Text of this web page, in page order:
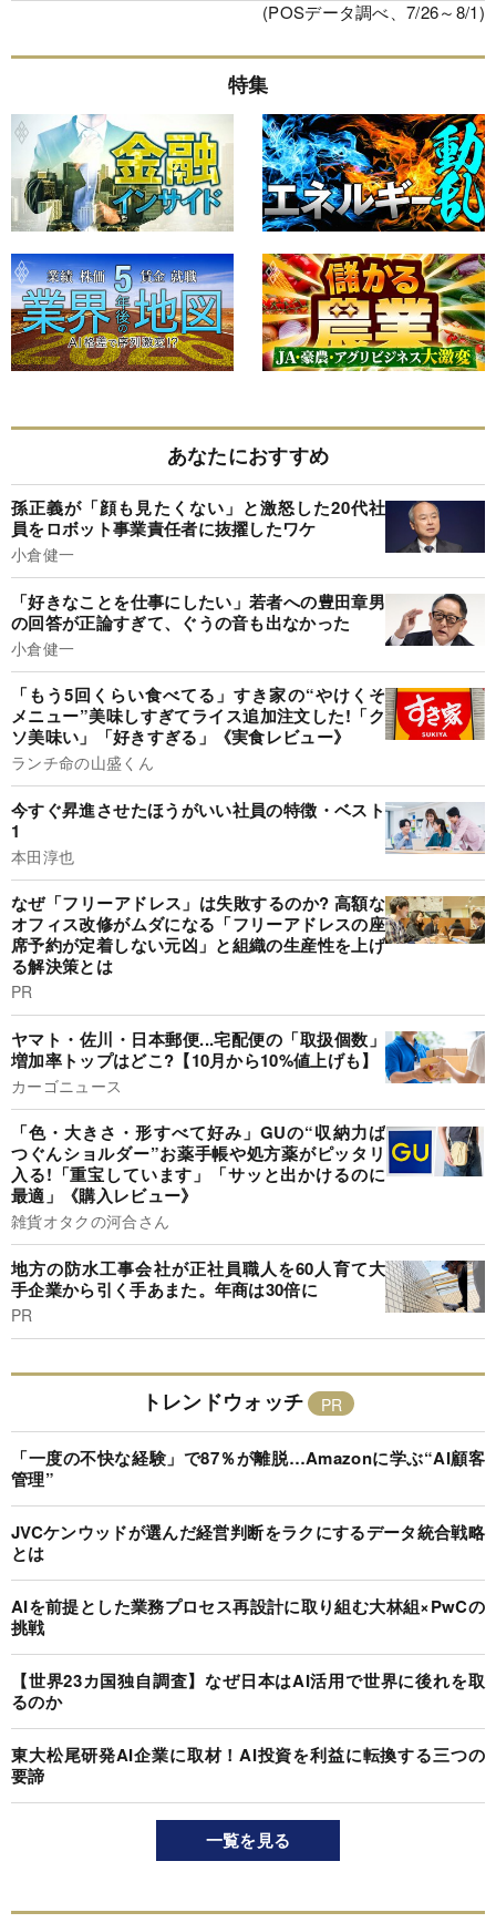
(POSデータ調べ、7/26～8/1)
特集
あなたにおすすめ
孫正義が「顔も見たくない」と激怒した20代社
員をロボット事業責任者に抜擢したワケ
小倉健一
「好きなことを仕事にしたい」若者への豊田章男
の回答が正論すぎて、ぐうの音も出なかった
小倉健一
「もう5回くらい食べてる」すき家の“やけくそ
メニュー”美味しすぎてライス追加注文した!「ク
ソ美味い」「好きすぎる」《実食レビュー》
ランチ命の山盛くん
今すぐ昇進させたほうがいい社員の特徴・ベスト
1
本田淳也
なぜ「フリーアドレス」は失敗するのか? 高額な
オフィス改修がムダになる「フリーアドレスの座
席予約が定着しない元凶」と組織の生産性を上げ
る解決策とは
PR
ヤマト・佐川・日本郵便...宅配便の「取扱個数」
増加率トップはどこ?【10月から10%値上げも】
カーゴニュース
「色・大きさ・形すべて好み」GUの“収納力ば
つぐんショルダー”お薬手帳や処方薬がピッタリ
入る!「重宝しています」「サッと出かけるのに
最適」《購入レビュー》
雑貨オタクの河合さん
地方の防水工事会社が正社員職人を60人育て大
手企業から引く手あまた。年商は30倍に
PR
トレンドウォッチ
「一度の不快な経験」で87％が離脱…Amazonに学ぶ“AI顧客
管理”
JVCケンウッドが選んだ経営判断をラクにするデータ統合戦略
とは
AIを前提とした業務プロセス再設計に取り組む大林組×PwCの
挑戦
【世界23カ国独自調査】なぜ日本はAI活用で世界に後れを取
るのか
東大松尾研発AI企業に取材！AI投資を利益に転換する三つの
要諦
一覧を見る